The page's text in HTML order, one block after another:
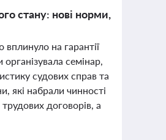
стану: нові норми,
вплинуло на гарантії
організувала семінар,
судових справ та
які набрали чинності
договорів, а